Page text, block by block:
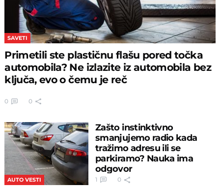
SAVETI
Primetili ste plastičnu flašu pored točka
automobila? Ne izlazite iz automobila bez
ključa, evo o čemu je reč
0 0
AUTO VESTI
Zašto instinktivno
smanjujemo radio kada
tražimo adresu ili se
parkiramo? Nauka ima
odgovor
1 0